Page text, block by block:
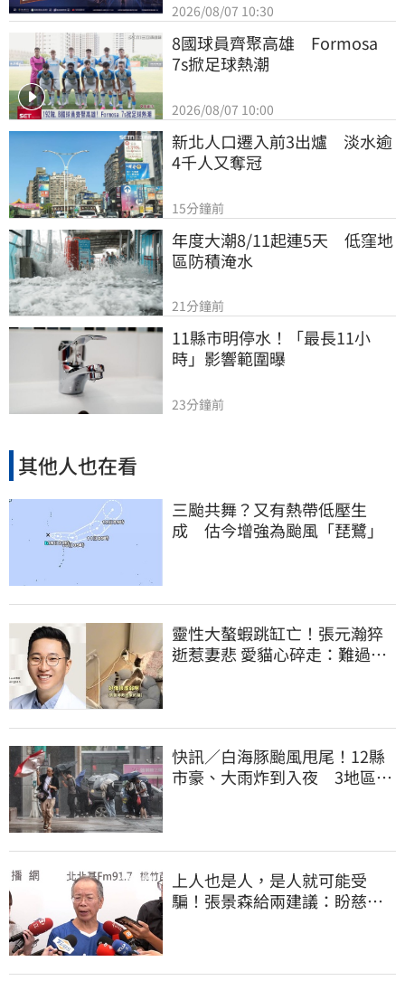
2026/08/07 10:30
8國球員齊聚高雄　Formosa
7s掀足球熱潮
2026/08/07 10:00
新北人口遷入前3出爐　淡水逾
4千人又奪冠
15分鐘前
年度大潮8/11起連5天　低窪地
區防積淹水
21分鐘前
11縣市明停水！「最長11小
時」影響範圍曝
23分鐘前
其他人也在看
三颱共舞？又有熱帶低壓生
成 估今增強為颱風「琵鷺」
靈性大螯蝦跳缸亡！張元瀚猝
逝惹妻悲 愛貓心碎走：難過不
快訊／白海豚颱風甩尾！12縣
市豪、大雨炸到入夜 3地區有
上人也是人，是人就可能受
騙！張景森給兩建議：盼慈濟